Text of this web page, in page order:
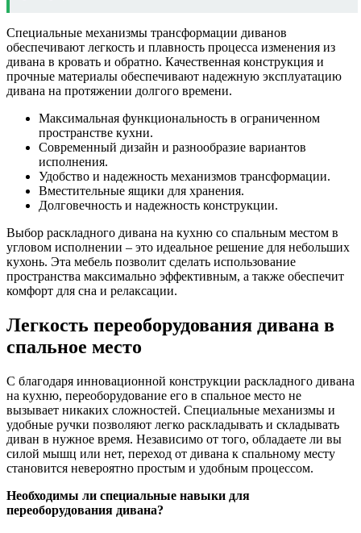
Специальные механизмы трансформации диванов
обеспечивают легкость и плавность процесса изменения из
дивана в кровать и обратно. Качественная конструкция и
прочные материалы обеспечивают надежную эксплуатацию
дивана на протяжении долгого времени.
Максимальная функциональность в ограниченном
пространстве кухни.
Современный дизайн и разнообразие вариантов
исполнения.
Удобство и надежность механизмов трансформации.
Вместительные ящики для хранения.
Долговечность и надежность конструкции.
Выбор раскладного дивана на кухню со спальным местом в
угловом исполнении – это идеальное решение для небольших
кухонь. Эта мебель позволит сделать использование
пространства максимально эффективным, а также обеспечит
комфорт для сна и релаксации.
Легкость переоборудования дивана в
спальное место
С благодаря инновационной конструкции раскладного дивана
на кухню, переоборудование его в спальное место не
вызывает никаких сложностей. Специальные механизмы и
удобные ручки позволяют легко раскладывать и складывать
диван в нужное время. Независимо от того, обладаете ли вы
силой мышц или нет, переход от дивана к спальному месту
становится невероятно простым и удобным процессом.
Необходимы ли специальные навыки для
переоборудования дивана?